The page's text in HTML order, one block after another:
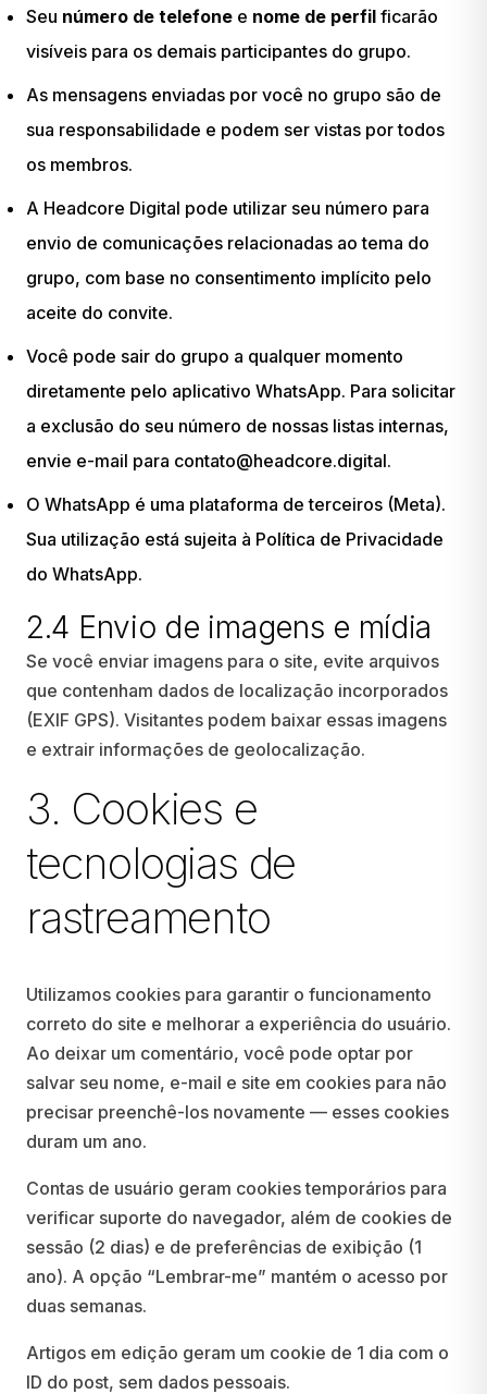
Seu número de telefone e nome de perfil ficarão
visíveis para os demais participantes do grupo.
As mensagens enviadas por você no grupo são de
sua responsabilidade e podem ser vistas por todos
os membros.
A Headcore Digital pode utilizar seu número para
envio de comunicações relacionadas ao tema do
grupo, com base no consentimento implícito pelo
aceite do convite.
Você pode sair do grupo a qualquer momento
diretamente pelo aplicativo WhatsApp. Para solicitar
a exclusão do seu número de nossas listas internas,
envie e-mail para contato@headcore.digital.
O WhatsApp é uma plataforma de terceiros (Meta).
Sua utilização está sujeita à Política de Privacidade
do WhatsApp.
2.4 Envio de imagens e mídia
Se você enviar imagens para o site, evite arquivos
que contenham dados de localização incorporados
(EXIF GPS). Visitantes podem baixar essas imagens
e extrair informações de geolocalização.
3. Cookies e
tecnologias de
rastreamento
Utilizamos cookies para garantir o funcionamento
correto do site e melhorar a experiência do usuário.
Ao deixar um comentário, você pode optar por
salvar seu nome, e-mail e site em cookies para não
precisar preenchê-los novamente — esses cookies
duram um ano.
Contas de usuário geram cookies temporários para
verificar suporte do navegador, além de cookies de
sessão (2 dias) e de preferências de exibição (1
ano). A opção “Lembrar-me” mantém o acesso por
duas semanas.
Artigos em edição geram um cookie de 1 dia com o
ID do post, sem dados pessoais.